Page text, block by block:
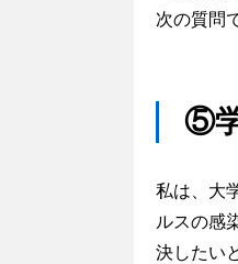
次の質問
⑤
私は、大
ルスの感
決したい